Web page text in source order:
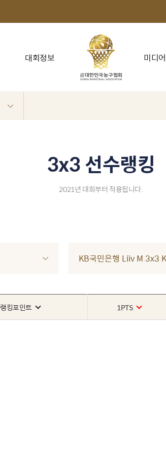
대회정보 미디
3x3 선수랭킹
2021년 대회부터 적용됩니다.
KB국민은행 Liiv M 3x3
랭킹포인트 1PTS